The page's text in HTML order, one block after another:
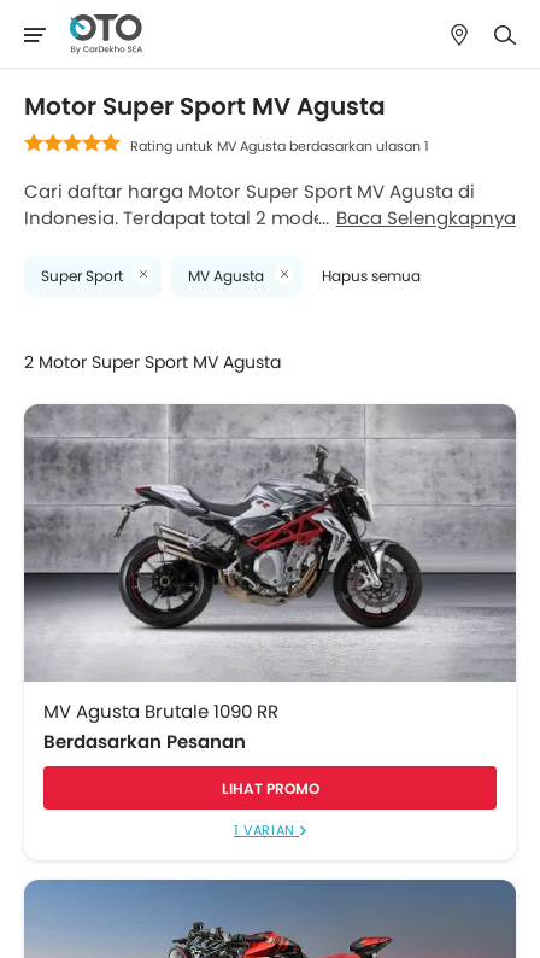
Motor Super Sport MV Agusta
Rating untuk MV Agusta berdasarkan ulasan 1
Cari daftar harga Motor Super Sport MV Agusta di
Indonesia. Terdapat total 2 model Motor Super Sport
Brutale 1090 RR and MV Agusta Rush adalah model
Super Sport MV Agusta yang diinginkan dari daftar di
bawah ini untuk mengetahui daftar harga lengkap di
kota Anda, promo, varian, spesifikasi, foto, konsumsi
bahan bakar, dan ulasan.
Baca Selengkapnya
Super Sport MV Agusta Hapus semua
2 Motor Super Sport MV Agusta
MV Agusta Brutale 1090 RR
Berdasarkan Pesanan
LIHAT PROMO
1 VARIAN